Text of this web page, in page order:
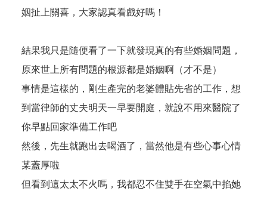
姻扯上關喜，大家認真看戲好嗎！
結果我只是隨便看了一下就發現真的有些婚姻問題，
原來世上所有問題的根源都是婚姻啊（才不是）
事情是這樣的，剛生產完的老婆體貼先省的工作，想
到當律師的丈夫明天一早要開庭，就說不用來醫院了
你早點回家準備工作吧
然後，先生就跑出去喝酒了，當然他是有些心事心情
某蓋厚啦
但看到這太太不火嗎，我都忍不住雙手在空氣中掐她